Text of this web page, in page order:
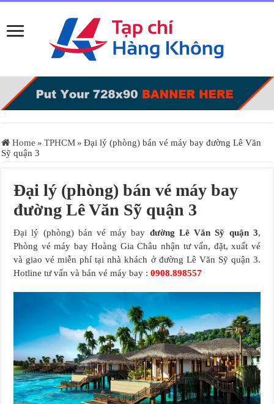
Home » TPHCM » Đại lý (phòng) bán vé máy bay đường Lê Văn
Sỹ quận 3
Đại lý (phòng) bán vé máy bay
đường Lê Văn Sỹ quận 3
Đại lý (phòng) bán vé máy bay đường Lê Văn Sỹ quận 3,
Phòng vé máy bay Hoàng Gia Châu nhận tư vấn, đặt, xuất vé
và giao vé miễn phí tại nhà khách ở đường Lê Văn Sỹ quận 3.
Hotline tư vấn và bán vé máy bay :0908.898557